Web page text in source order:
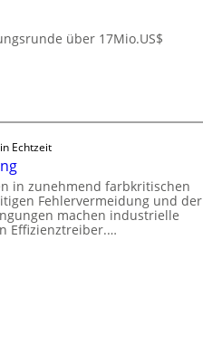
über 17Mio.US$
Echtzeit
in zunehmend farbkritischen
Fehlervermeidung und der
machen industrielle
Effizienztreiber.…